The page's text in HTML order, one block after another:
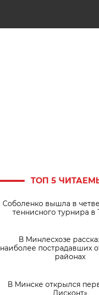
ТОП 5
Соболенко вышла в
теннисного турнира в
В Минлесхозе
наиболее пострадавших
районах
В Минске открылся
Дисконт»